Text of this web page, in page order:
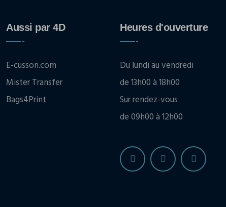
Aussi par 4D
E-cusson.com
Mister Transfer
Bags4Print
Heures d'ouverture
Du lundi au vendredi
de 13h00 à 18h00
Sur rendez-vous
de 09h00 à 12h00